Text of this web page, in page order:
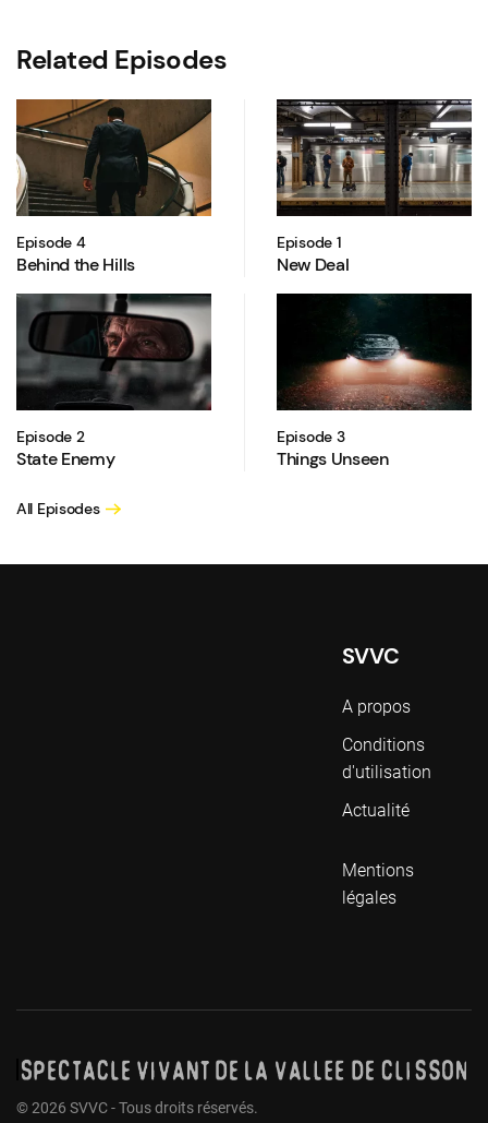
Related Episodes
Episode 4
Behind the Hills
Episode 1
New Deal
Episode 2
State Enemy
Episode 3
Things Unseen
All Episodes
SVVC
A propos
Conditions
d'utilisation
Actualité
Mentions
légales
©2026 SVVC - Tous droits réservés.